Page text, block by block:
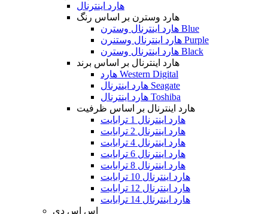
هارد اینترنال
هارد وسترن بر اساس رنگ
هارد اینترنال وسترن Blue
هارد اینترنال وستنرن Purple
هارد اینترنال وسترن Black
هارد اینترنال بر اساس برند
هارد Western Digital
هارد اینترنال Seagate
هارد اینترنال Toshiba
هارد اینترنال بر اساس ظرفیت
هارد اینترنال 1 ترابایت
هارد اینترنال 2 ترابایت
هارد اینترنال 4 ترابایت
هارد اینترنال 6 ترابایت
هارد اینترنال 8 ترابایت
هارد اینترنال 10 ترابایت
هارد اینترنال 12 ترابایت
هارد اینترنال 14 ترابایت
اس اس دی